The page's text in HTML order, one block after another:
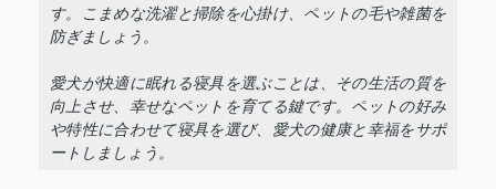
す。こまめな洗濯と掃除を心掛け、ペットの毛や雑菌を
防ぎましょう。
愛犬が快適に眠れる寝具を選ぶことは、その生活の質を
向上させ、幸せなペットを育てる鍵です。ペットの好み
や特性に合わせて寝具を選び、愛犬の健康と幸福をサポ
ートしましょう。